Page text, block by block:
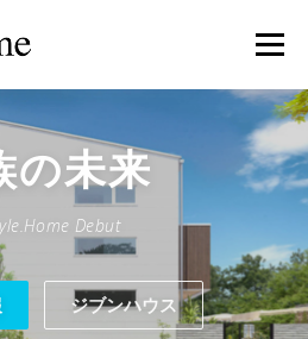
メニュー
ト情報 来店予約 会社案内
の未来
Debut
ジブンハウス